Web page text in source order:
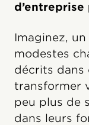
d’entreprise
Imaginez,
modestes
décrits dans
transformer
peu plus de
dans leurs